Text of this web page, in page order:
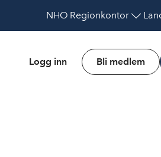
NHO Regionkontor
Logg inn Bli medlem